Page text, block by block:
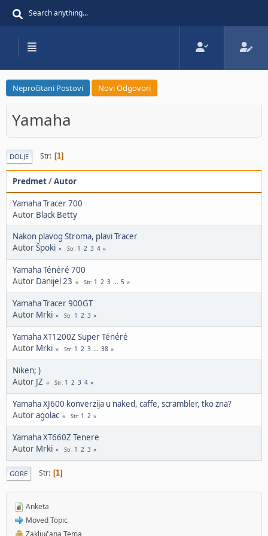
Nepročitani Postovi Novi Odgovori
Yamaha
DOLJE Str 1
Predmet/Autor
Yamaha Tracer 700
Autor Black Betty
Nakon plavog Stroma, plavi Tracer
AutorŠpoki Str 1 2 3 4
Yamaha Ténéré 700
Autor Danijel 23 Str 1 2 3 ... 5
Yamaha Tracer 900GT
Autor Mrki Str 1 2 3
Yamaha XT1200Z Super Ténéré
Autor Mrki Str 1 2 3 ... 38
Niken; )
Autor JZ Str 1 2 3 4
Yamaha XJ600 konverzija u naked, caffe, scrambler, tko zna?
Autoragolac Str 1 2
Yamaha XT660Z Tenere
Autor Mrki Str 1 2 3
GORE Str 1
Anketa
Moved Topic
Zaključana Tema